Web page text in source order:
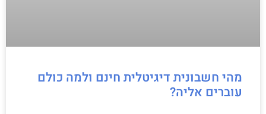
מהי חשבונית דיגיטלית חינם ולמה כולם
עוברים אליה?